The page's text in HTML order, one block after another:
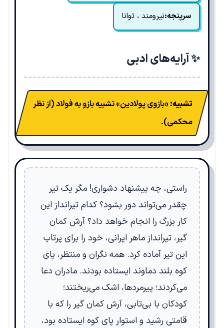
سرپنجه:نیرومند ، توانا
✨ آرایه‌های ادبی
تشبیه: «بازوی پولادین» تشبیه بازو به فولاد (از نظر
محکمی).
راستی، چه پیشنهاد دشواری! مگر یک تیر
چقدر می‌تواند دور بشود؟ کدام تیرانداز این
کار بزرگ را انجام خواهد داد؟ آرش کمان
گیر، تیرانداز ماهر ایرانی، خود را برای پرتاب
این تیر آماده کرد. همه نگران و منتظر، پای
کوه بلند دماوند ایستاده بودند. مادران دعا
می‌کردند؛ پیرمردها، اشک می‌ریختند؛
کودکان با بی‌تابی، آرش کمان گیر را که با
قامتی رشید و استوار پای کوه ایستاده بود،